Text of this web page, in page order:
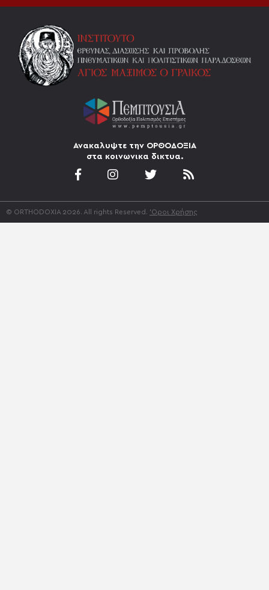
Ανακαλυψτε την ΟΡΘΟΔΟΞΙΑ
στα κοινωνικα δικτυα.
© ORTHODOXIA 2026. All rights Reserved. 'Οροι Χρήσης